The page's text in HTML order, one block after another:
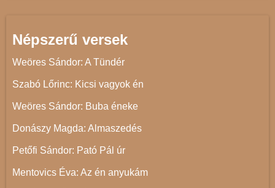
Népszerű versek
Weöres Sándor: A Tündér
Szabó Lőrinc: Kicsi vagyok én
Weöres Sándor: Buba éneke
Donászy Magda: Almaszedés
Petőfi Sándor: Pató Pál úr
Mentovics Éva: Az én anyukám